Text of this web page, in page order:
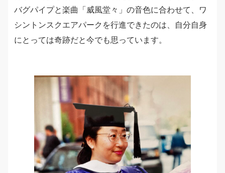
バグパイプと楽曲「威風堂々」の音色に合わせて、ワ
シントンスクエアパークを行進できたのは、自分自身
にとっては奇跡だと今でも思っています。